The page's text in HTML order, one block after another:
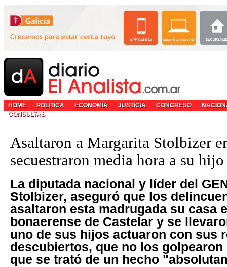
HOME POLÍTICA ECONOMÍA JUSTICIA CONGRESO
CONSULTAS
Asaltaron a Margarita Stolbizer
secuestraron media hora a su hijo
La diputada nacional y líder del
Stolbizer, aseguró que los
asaltaron esta madrugada su casa
bonaerense de Castelar y se
uno de sus hijos actuaron con sus
descubiertos, que no los
que se trató de un hecho